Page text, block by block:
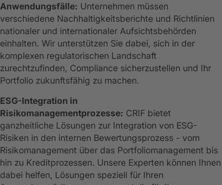
Anwendungsfälle: Unternehmen müssen
verschiedene Nachhaltigkeitsberichte und Richtlinien
nationaler und internationaler Aufsichtsbehörden
einhalten. Wir unterstützen Sie dabei, sich in der
komplexen regulatorischen Landschaft
zurechtzufinden, Compliance sicherzustellen und Ihr
Portfolio zukunftsfähig zu machen.
ESG-Integration in
Risikomanagementprozesse: CRIF bietet
ganzheitliche Lösungen zur Integration von ESG-
Risiken in den internen Bewertungsprozess - vom
Risikomanagement über das Portfoliomanagement bis
hin zu Kreditprozessen. Unsere Experten können Ihnen
dabei helfen, Lösungen speziell für Ihren